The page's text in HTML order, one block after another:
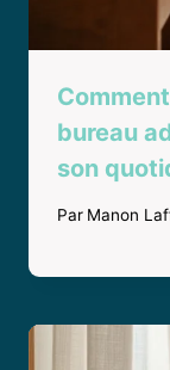
bureau
son
Par Manon